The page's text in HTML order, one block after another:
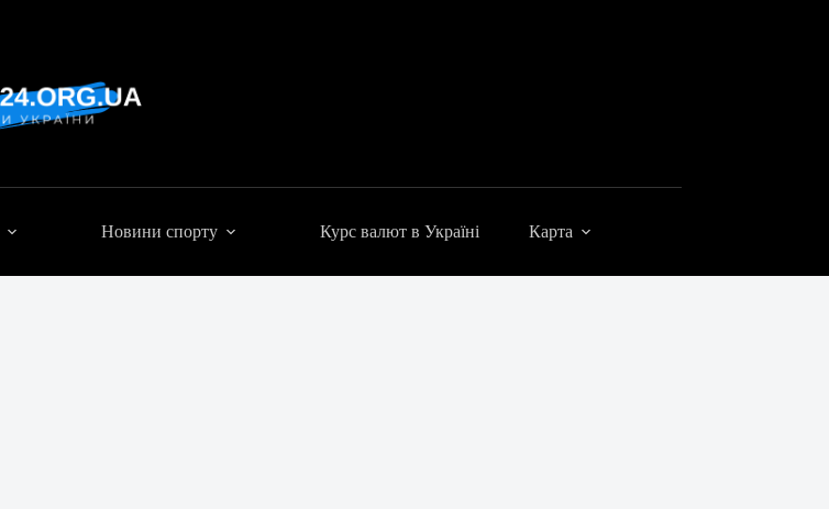
Новини спорту Курс валют в Україні Карта